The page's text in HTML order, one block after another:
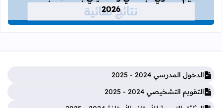
2026
الدخول المدرسي 2024 - 2025
التقويم التشخيصي 2024 - 2025